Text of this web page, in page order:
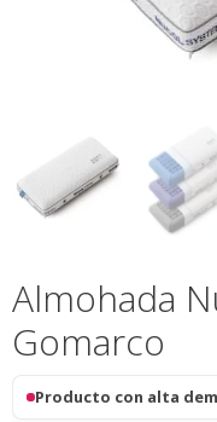
Almohada
Gomarco
Producto con alta